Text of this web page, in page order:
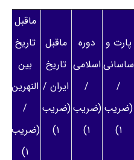
پارت و
ساسانی
/
(ضریب
۱)
دوره
اسلامی
/
(ضریب
۱)
ماقبل
تاریخ
ایران /
(ضریب
۱)
ماقبل
تاریخ
بین
النهرین
/
(ضریب
۱)